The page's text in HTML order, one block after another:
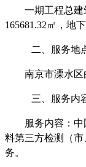
一期工程总建
165681.32㎡，地
二、 服务地
南京市溧水区
三、服务内
服务内容：
料第三方检测（
务。